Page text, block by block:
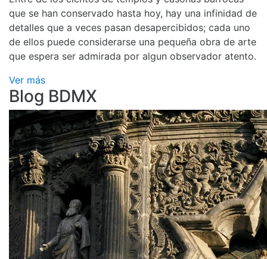
que se han conservado hasta hoy, hay una infinidad de
detalles que a veces pasan desapercibidos; cada uno
de ellos puede considerarse una pequeña obra de arte
que espera ser admirada por algun observador atento.
Ver más
Blog BDMX